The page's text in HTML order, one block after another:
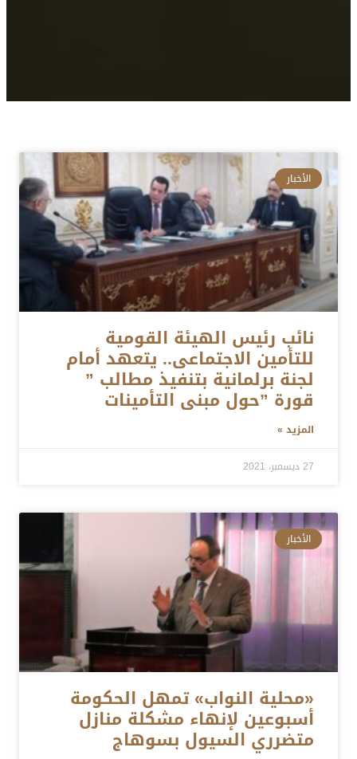
الأخبار
نائب رئيس الهيئة القومية
للتأمين الاجتماعى.. يتعهد أمام
لجنة برلمانية بتنفيذ مطالب ”
قورة ”حول مبنى التأمينات
المزيد »
27 ديسمبر، 2021
الأخبار
«محلية النواب» تمهل الحكومة
أسبوعين لإنهاء مشكلة منازل
متضرري السيول بسوهاج